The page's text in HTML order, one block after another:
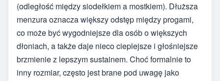
(odległość między siodełkiem a mostkiem). Dłuższa
menzura oznacza większy odstęp między progami,
co może być wygodniejsze dla osób o większych
dłoniach, a także daje nieco cieplejsze i głośniejsze
brzmienie z lepszym sustainem. Choć formalnie to
inny rozmiar, często jest brane pod uwagę jako